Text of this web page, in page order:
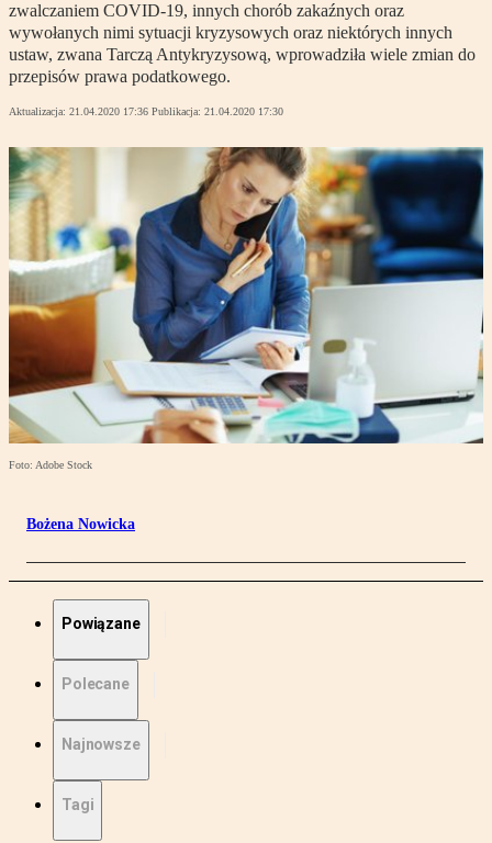
zwalczaniem COVID-19, innych chorób zakaźnych oraz
wywołanych nimi sytuacji kryzysowych oraz niektórych innych
ustaw, zwana Tarczą Antykryzysową, wprowadziła wiele zmian do
przepisów prawa podatkowego.
Aktualizacja: 21.04.2020 17:36 Publikacja: 21.04.2020 17:30
Foto: Adobe Stock
Bożena Nowicka
Powiązane
Polecane
Najnowsze
Tagi